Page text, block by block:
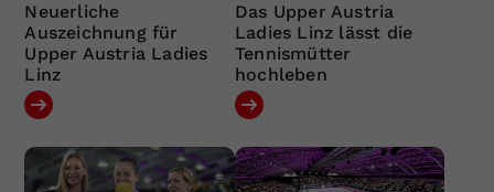
Neuerliche
Auszeichnung für
Upper Austria Ladies
Linz
Das Upper Austria
Ladies Linz lässt die
Tennismütter
hochleben